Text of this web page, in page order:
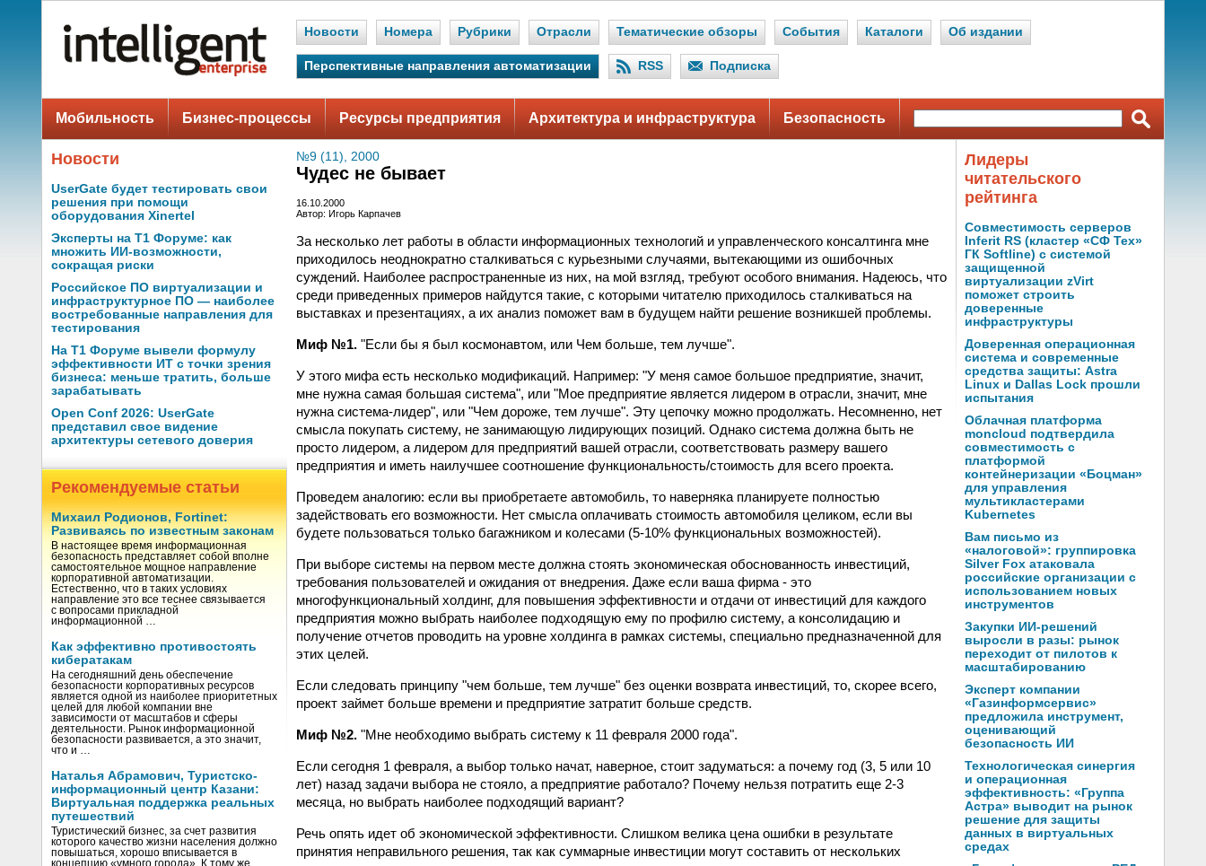
Новости Номера Рубрики Отрасли Тематические обзоры События Каталоги Об издании
Перспективные направления автоматизации RSS Подписка
Мобильность Бизнес-процессы Ресурсы предприятия Архитектура и инфраструктура Безопасность
Новости
UserGate будет тестировать свои
решения при помощи
оборудования Xinertel
Эксперты на Т1 Форуме: как
множить ИИ-возможности,
сокращая риски
Российское ПО виртуализации и
инфраструктурное ПО — наиболее
востребованные направления для
тестирования
На Т1 Форуме вывели формулу
эффективности ИТ с точки зрения
бизнеса: меньше тратить, больше
зарабатывать
Open Conf 2026: UserGate
представил свое видение
архитектуры сетевого доверия
Рекомендуемые статьи
Михаил Родионов, Fortinet:
Развиваясь по известным законам
В настоящее время информационная
безопасность представляет собой вполне
самостоятельное мощное направление
корпоративной автоматизации.
Естественно, что в таких условиях
направление это все теснее связывается
с вопросами прикладной
информационной …
Как эффективно противостоять
кибератакам
На сегодняшний день обеспечение
безопасности корпоративных ресурсов
является одной из наиболее приоритетных
целей для любой компании вне
зависимости от масштабов и сферы
деятельности. Рынок информационной
безопасности развивается, а это значит,
что и …
Наталья Абрамович, Туристско-
информационный центр Казани:
Виртуальная поддержка реальных
путешествий
Туристический бизнес, за счет развития
которого качество жизни населения должно
повышаться, хорошо вписывается в
концепцию «умного города». К тому же
№9 (11), 2000
Чудес не бывает
16.10.2000
Автор: Игорь Карпачев
За несколько лет работы в области информационных технологий и управленческого консалтинга мне
приходилось неоднократно сталкиваться с курьезными случаями, вытекающими из ошибочных
суждений. Наиболее распространенные из них, на мой взгляд, требуют особого внимания. Надеюсь, что
среди приведенных примеров найдутся такие, с которыми читателю приходилось сталкиваться на
выставках и презентациях, а их анализ поможет вам в будущем найти решение возникшей проблемы.
Миф №1. "Если бы я был космонавтом, или Чем больше, тем лучше".
У этого мифа есть несколько модификаций. Например: "У меня самое большое предприятие, значит,
мне нужна самая большая система", или "Мое предприятие является лидером в отрасли, значит, мне
нужна система-лидер", или "Чем дороже, тем лучше". Эту цепочку можно продолжать. Несомненно, нет
смысла покупать систему, не занимающую лидирующих позиций. Однако система должна быть не
просто лидером, а лидером для предприятий вашей отрасли, соответствовать размеру вашего
предприятия и иметь наилучшее соотношение функциональность/стоимость для всего проекта.
Проведем аналогию: если вы приобретаете автомобиль, то наверняка планируете полностью
задействовать его возможности. Нет смысла оплачивать стоимость автомобиля целиком, если вы
будете пользоваться только багажником и колесами (5-10% функциональных возможностей).
При выборе системы на первом месте должна стоять экономическая обоснованность инвестиций,
требования пользователей и ожидания от внедрения. Даже если ваша фирма - это
многофункциональный холдинг, для повышения эффективности и отдачи от инвестиций для каждого
предприятия можно выбрать наиболее подходящую ему по профилю систему, а консолидацию и
получение отчетов проводить на уровне холдинга в рамках системы, специально предназначенной для
этих целей.
Если следовать принципу "чем больше, тем лучше" без оценки возврата инвестиций, то, скорее всего,
проект займет больше времени и предприятие затратит больше средств.
Миф №2. "Мне необходимо выбрать систему к 11 февраля 2000 года".
Если сегодня 1 февраля, а выбор только начат, наверное, стоит задуматься: а почему год (3, 5 или 10
лет) назад задачи выбора не стояло, а предприятие работало? Почему нельзя потратить еще 2-3
месяца, но выбрать наиболее подходящий вариант?
Речь опять идет об экономической эффективности. Слишком велика цена ошибки в результате
принятия неправильного решения, так как суммарные инвестиции могут составить от нескольких
Лидеры
читательского
рейтинга
Совместимость серверов
Inferit RS (кластер «СФ Тех»
ГК Softline) с системой
защищенной
виртуализации zVirt
поможет строить
доверенные
инфраструктуры
Доверенная операционная
система и современные
средства защиты: Astra
Linux и Dallas Lock прошли
испытания
Облачная платформа
moncloud подтвердила
совместимость с
платформой
контейнеризации «Боцман»
для управления
мультикластерами
Kubernetes
Вам письмо из
«налоговой»: группировка
Silver Fox атаковала
российские организации с
использованием новых
инструментов
Закупки ИИ-решений
выросли в разы: рынок
переходит от пилотов к
масштабированию
Эксперт компании
«Газинформсервис»
предложила инструмент,
оценивающий
безопасность ИИ
Технологическая синергия
и операционная
эффективность: «Группа
Астра» выводит на рынок
решение для защиты
данных в виртуальных
средах